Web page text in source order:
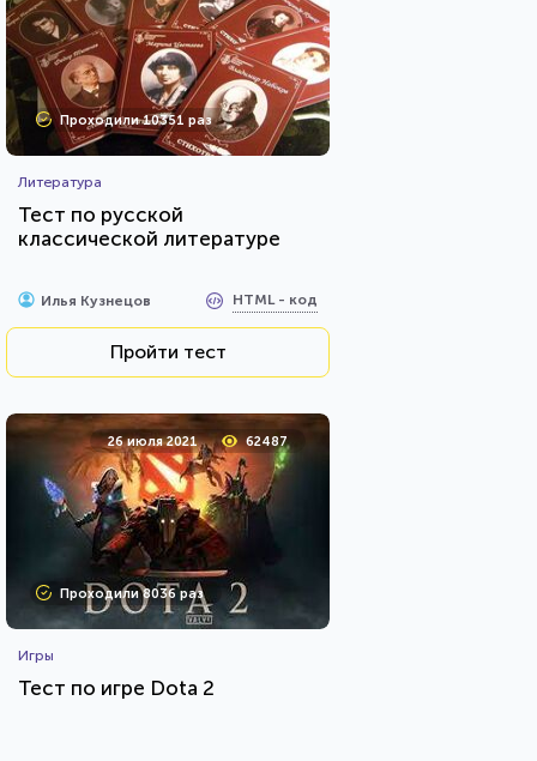
Проходили 10351 раз
Литература
Тест по русской
классической литературе
Илья Кузнецов HTML - код
Пройти тест
26 июля 2021 62487
Проходили 8036 раз
Игры
Тест по игре Dota 2